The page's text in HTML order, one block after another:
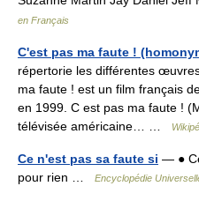
en Français
C'est pas ma faute !
répertorie les différentes
ma faute ! est un film français
en 1999. C est pas ma faute !
télévisée américaine… …
Ce n'est pas sa faute si — ●
pour rien …
Encyclopédie